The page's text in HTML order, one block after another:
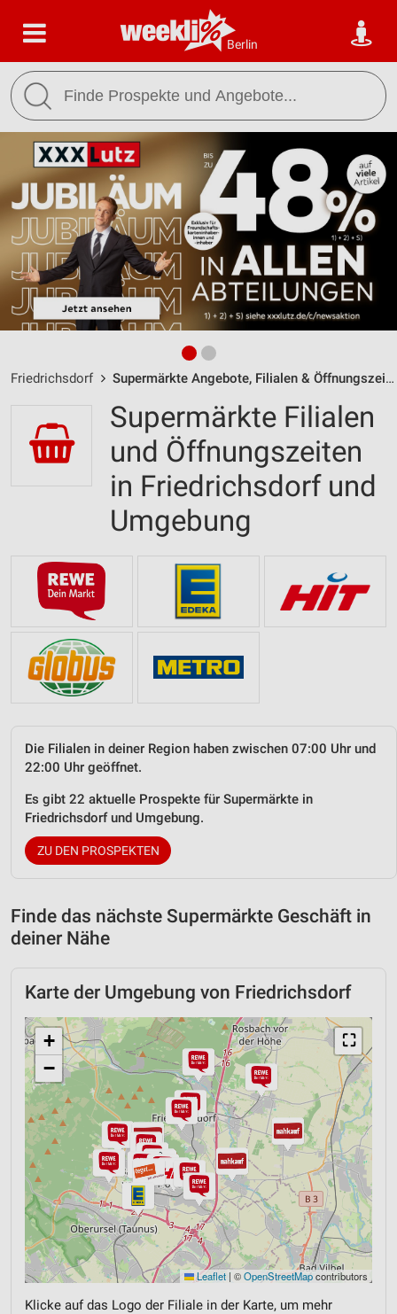
Berlin
Friedrichsdorf Supermärkte Angebote, Filialen & Öffnungszeiten
Supermärkte Filialen
und Öffnungszeiten
in Friedrichsdorf und
Umgebung
Die Filialen in deiner Region haben zwischen 07:00 Uhr und
22:00 Uhr geöffnet.
Es gibt 22 aktuelle Prospekte für Supermärkte in
Friedrichsdorf und Umgebung.
ZU DEN PROSPEKTEN
Finde das nächste Supermärkte Geschäft in
deiner Nähe
Karte der Umgebung von Friedrichsdorf
⛶
+
−
Leaflet | ©OpenStreetMapcontributors
Klicke auf das Logo der Filiale in der Karte, um mehr